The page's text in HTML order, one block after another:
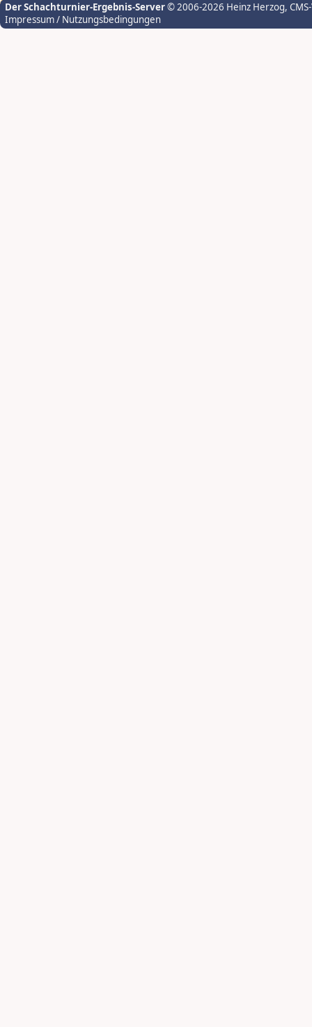
Der Schachturnier-Ergebnis-Server© 2006-2026 Heinz Herzog,
Impressum / Nutzungsbedingungen